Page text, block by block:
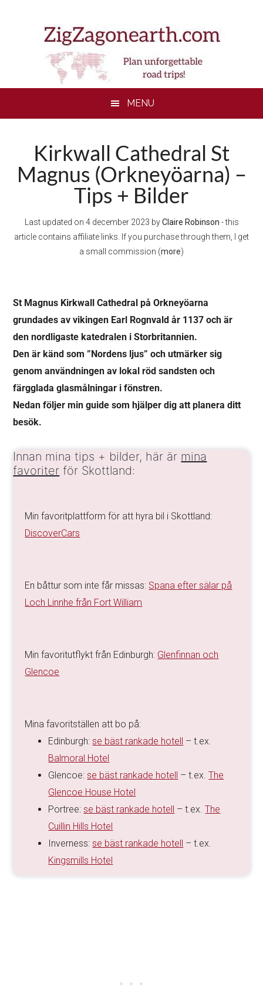
MENU
Kirkwall Cathedral St
Magnus (Orkneyöarna) –
Tips + Bilder
Last updated on 4 december 2023 byClaire Robinson - this
article contains affiliate links. If you purchase through them, I get
a small commission (more)
St Magnus Kirkwall Cathedral på Orkneyöarna
grundades av vikingen Earl Rognvald år 1137 och är
den nordligaste katedralen i Storbritannien.
Den är känd som ”Nordens ljus” och utmärker sig
genom användningen av lokal röd sandsten och
färgglada glasmålningar i fönstren.
Nedan följer min guide som hjälper dig att planera ditt
besök.
Innan mina tips + bilder, här är mina
favoriter för Skottland:
Min favoritplattform för att hyra bil i Skottland:
DiscoverCars
En båttur som inte får missas: Spana efter sälar på
Loch Linnhe från Fort William
Min favoritutflykt från Edinburgh: Glenfinnan och
Glencoe
Mina favoritställen att bo på:
Edinburgh:se bäst rankade hotell
– t.ex.
Balmoral Hotel
Glencoe:se bäst rankade hotell – t.ex.The
Glencoe House Hotel
Portree:se bäst rankade hotell – t.ex.The
Cuillin Hills Hotel
Inverness:se bäst rankade hotell
– t.ex.
Kingsmills Hotel